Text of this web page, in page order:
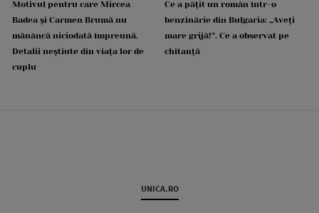
Motivul pentru care Mircea
Badea și Carmen Brumă nu
mănâncă niciodată împreună.
Detalii neștiute din viața lor de
cuplu
Ce a pățit un român într-o
benzinărie din Bulgaria: „Aveți
mare grijă!”. Ce a observat pe
chitanță
UNICA.RO